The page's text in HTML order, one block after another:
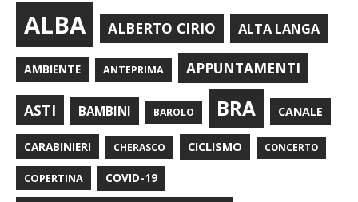
ALBA ALBERTO CIRIO ALTA LANGA
AMBIENTE ANTEPRIMA APPUNTAMENTI
ASTI BAMBINI BAROLO BRA CANALE
CARABINIERI CHERASCO CICLISMO CONCERTO
COPERTINA COVID-19